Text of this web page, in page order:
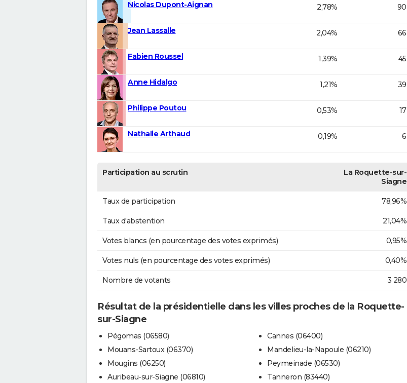
Nicolas Dupont-Aignan 2,78% 90
Jean Lassalle 2,04% 66
Fabien Roussel 1,39% 45
Anne Hidalgo 1,21% 39
Philippe Poutou 0,53% 17
Nathalie Arthaud 0,19% 6
Participation au scrutin
La Roquette-sur-
Siagne
Taux de participation 78,96%
Taux d'abstention 21,04%
Votes blancs (en pourcentage des votes exprimés) 0,95%
Votes nuls (en pourcentage des votes exprimés) 0,40%
Nombre de votants 3 280
Résultat de la présidentielle dans les villes proches de la Roquette-
sur-Siagne
Pégomas (06580)
Mouans-Sartoux (06370)
Mougins (06250)
Auribeau-sur-Siagne (06810)
Cannes (06400)
Mandelieu-la-Napoule (06210)
Peymeinade (06530)
Tanneron (83440)